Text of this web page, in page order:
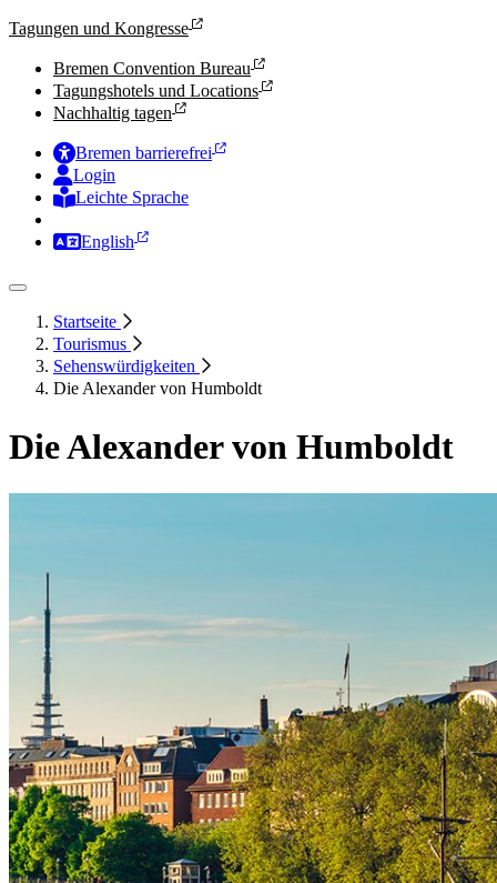
Tagungen und Kongresse
Bremen Convention Bureau
Tagungshotels und Locations
Nachhaltig tagen
Bremen barrierefrei
Login
Leichte Sprache
English
Startseite
Tourismus
Sehenswürdigkeiten
Die Alexander von Humboldt
Die Alexander von Humboldt